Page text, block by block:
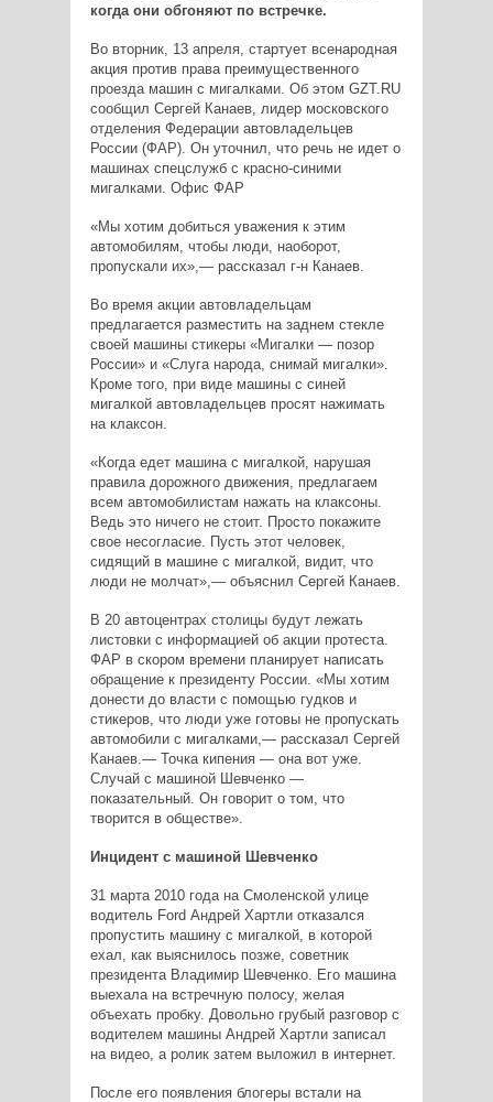
когда они обгоняют по встречке.
Во вторник, 13 апреля, стартует всенародная
акция против права преимущественного
проезда машин с мигалками. Об этом GZT.RU
сообщил Сергей Канаев, лидер московского
отделения Федерации автовладельцев
России (ФАР). Он уточнил, что речь не идет о
машинах спецслужб с красно-синими
мигалками. Офис ФАР
«Мы хотим добиться уважения к этим
автомобилям, чтобы люди, наоборот,
пропускали их»,— рассказал г-н Канаев.
Во время акции автовладельцам
предлагается разместить на заднем стекле
своей машины стикеры «Мигалки — позор
России» и «Слуга народа, снимай мигалки».
Кроме того, при виде машины с синей
мигалкой автовладельцев просят нажимать
на клаксон.
«Когда едет машина с мигалкой, нарушая
правила дорожного движения, предлагаем
всем автомобилистам нажать на клаксоны.
Ведь это ничего не стоит. Просто покажите
свое несогласие. Пусть этот человек,
сидящий в машине с мигалкой, видит, что
люди не молчат»,— объяснил Сергей Канаев.
В 20 автоцентрах столицы будут лежать
листовки с информацией об акции протеста.
ФАР в скором времени планирует написать
обращение к президенту России. «Мы хотим
донести до власти с помощью гудков и
стикеров, что люди уже готовы не пропускать
автомобили с мигалками,— рассказал Сергей
Канаев.— Точка кипения — она вот уже.
Случай с машиной Шевченко —
показательный. Он говорит о том, что
творится в обществе».
Инцидент с машиной Шевченко
31 марта 2010 года на Смоленской улице
водитель Ford Андрей Хартли отказался
пропустить машину с мигалкой, в которой
ехал, как выяснилось позже, советник
президента Владимир Шевченко. Его машина
выехала на встречную полосу, желая
объехать пробку. Довольно грубый разговор с
водителем машины Андрей Хартли записал
на видео, а ролик затем выложил в интернет.
После его появления блогеры встали на